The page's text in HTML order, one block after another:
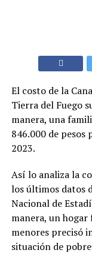
El costo de la
Tierra del Fuego
manera, una
846.000 de pesos
2023.
Así lo analiza la
los últimos datos
Nacional de
manera, un hogar
menores precisó
situación de